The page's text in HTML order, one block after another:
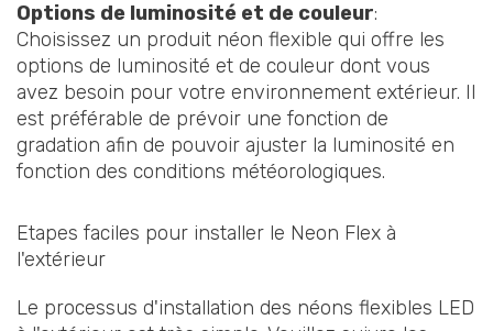
Options de luminosité et de couleur:
Choisissez un produit néon flexible qui offre les
options de luminosité et de couleur dont vous
avez besoin pour votre environnement extérieur. Il
est préférable de prévoir une fonction de
gradation afin de pouvoir ajuster la luminosité en
fonction des conditions météorologiques.
Etapes faciles pour installer le Neon Flex à
l'extérieur
Le processus d'installation des néons flexibles LED